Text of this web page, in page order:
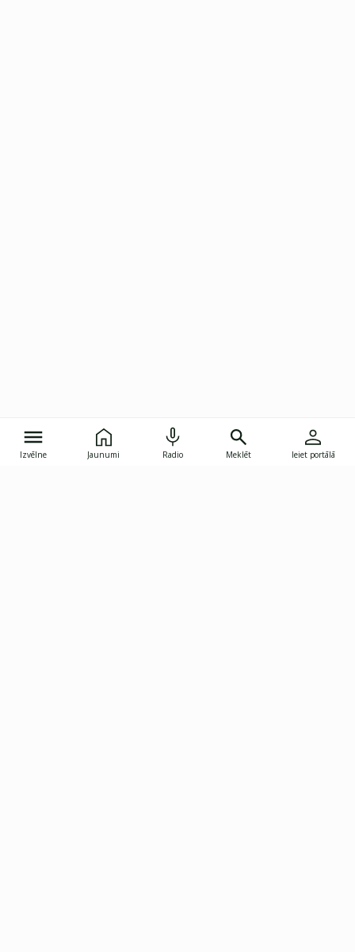
Izvēlne Jaunumi Radio Meklēt Ieiet portālā